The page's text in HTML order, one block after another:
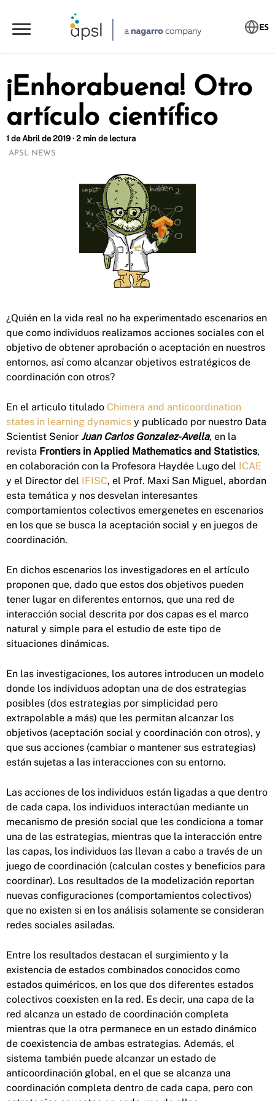
ES
¡Enhorabuena! Otro
artículo científico
1 de Abril de 2019 · 2 min de lectura
APSL NEWS
¿Quién en la vida real no ha experimentado escenarios en
que como individuos realizamos acciones sociales con el
objetivo de obtener aprobación o aceptación en nuestros
entornos, así como alcanzar objetivos estratégicos de
coordinación con otros?
En el articulo titulado Chimera and anticoordination
states in learning dynamics y publicado por nuestro Data
Scientist Senior Juan Carlos Gonzalez-Avella, en la
revista Frontiers in Applied Mathematics and Statistics,
en colaboración con la Profesora Haydée Lugo del ICAE
y el Director del IFISC, el Prof. Maxi San Miguel, abordan
esta temática y nos desvelan interesantes
comportamientos colectivos emergenetes en escenarios
en los que se busca la aceptación social y en juegos de
coordinación.
En dichos escenarios los investigadores en el artículo
proponen que, dado que estos dos objetivos pueden
tener lugar en diferentes entornos, que una red de
interacción social descrita por dos capas es el marco
natural y simple para el estudio de este tipo de
situaciones dinámicas.
En las investigaciones, los autores introducen un modelo
donde los individuos adoptan una de dos estrategias
posibles (dos estrategias por simplicidad pero
extrapolable a más) que les permitan alcanzar los
objetivos (aceptación social y coordinación con otros), y
que sus acciones (cambiar o mantener sus estrategias)
están sujetas a las interacciones con su entorno.
Las acciones de los individuos están ligadas a que dentro
de cada capa, los individuos interactúan mediante un
mecanismo de presión social que les condiciona a tomar
una de las estrategias, mientras que la interacción entre
las capas, los individuos las llevan a cabo a través de un
juego de coordinación (calculan costes y beneficios para
coordinar). Los resultados de la modelización reportan
nuevas configuraciones (comportamientos colectivos)
que no existen si en los análisis solamente se consideran
redes sociales asiladas.
Entre los resultados destacan el surgimiento y la
existencia de estados combinados conocidos como
estados quiméricos, en los que dos diferentes estados
colectivos coexisten en la red. Es decir, una capa de la
red alcanza un estado de coordinación completa
mientras que la otra permanece en un estado dinámico
de coexistencia de ambas estrategias. Además, el
sistema también puede alcanzar un estado de
anticoordinación global, en el que se alcanza una
coordinación completa dentro de cada capa, pero con